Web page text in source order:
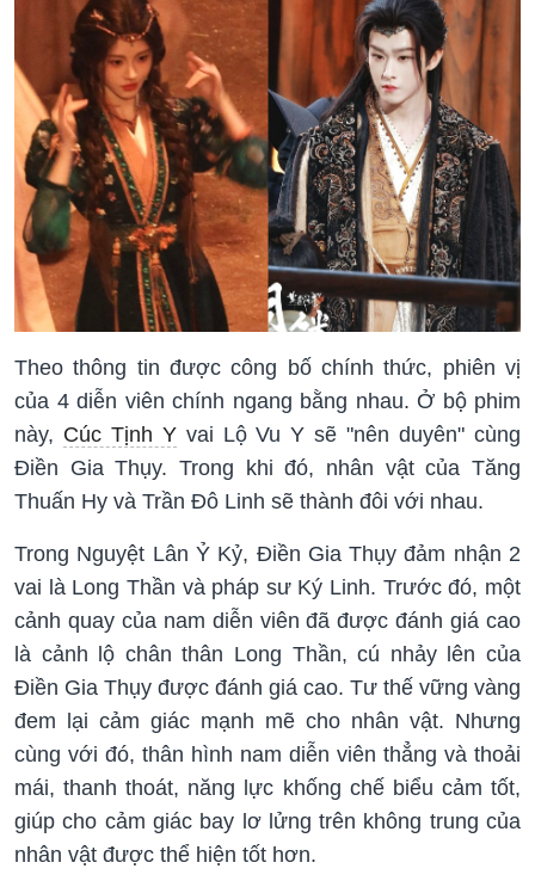
Theo thông tin được công bố chính thức, phiên vị
của 4 diễn viên chính ngang bằng nhau. Ở bộ phim
này, Cúc Tịnh Yvai Lộ Vu Y sẽ "nên duyên" cùng
Điền Gia Thụy. Trong khi đó, nhân vật của Tăng
Thuấn Hy và Trần Đô Linh sẽ thành đôi với nhau.
Trong Nguyệt Lân Ỷ Kỷ, Điền Gia Thụy đảm nhận 2
vai là Long Thần và pháp sư Ký Linh. Trước đó, một
cảnh quay của nam diễn viên đã được đánh giá cao
là cảnh lộ chân thân Long Thần, cú nhảy lên của
Điền Gia Thụy được đánh giá cao. Tư thế vững vàng
đem lại cảm giác mạnh mẽ cho nhân vật. Nhưng
cùng với đó, thân hình nam diễn viên thẳng và thoải
mái, thanh thoát, năng lực khống chế biểu cảm tốt,
giúp cho cảm giác bay lơ lửng trên không trung của
nhân vật được thể hiện tốt hơn.